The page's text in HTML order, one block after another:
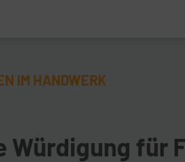
IM HANDWERK
Würdigung für